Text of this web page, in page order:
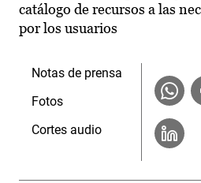
catálogo de recursos a las
por los usuarios
Notas de prensa
Fotos
Cortes audio